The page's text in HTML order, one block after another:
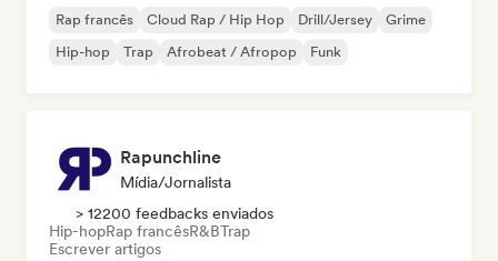
Rap francês Cloud Rap / Hip Hop Drill/Jersey
Grime
Hip-hop
Trap Afrobeat / Afropop Funk
Rapunchline
Mídia/Jornalista
> 12200 feedbacks enviados
Hip-hopRap francêsR&BTrap
Escrever artigos